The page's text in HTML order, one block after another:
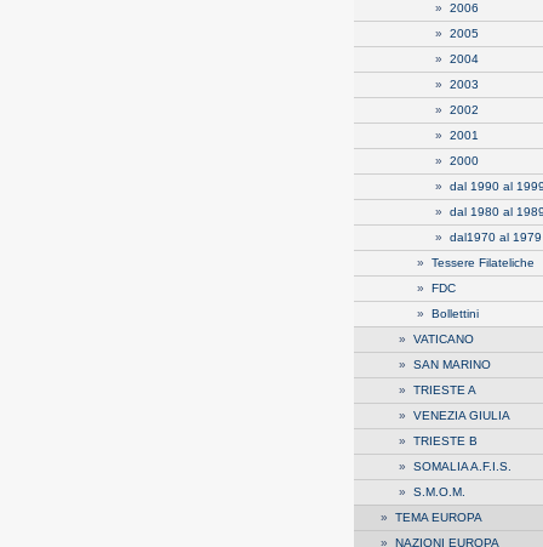
» 2006
» 2005
» 2004
» 2003
» 2002
» 2001
» 2000
» dal 1990 al
» dal 1980 al
» dal1970 al 1979
» Tessere Filateliche
» FDC
» Bollettini
» VATICANO
» SAN MARINO
» TRIESTE A
» VENEZIA GIULIA
» TRIESTE B
» SOMALIA A.F.I.S.
» S.M.O.M.
» TEMA EUROPA
» NAZIONI EUROPA